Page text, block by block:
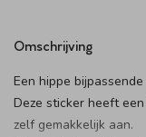
Omschrijving
Een hippe
Deze sticker heeft
zelf gemakkelijk aan.